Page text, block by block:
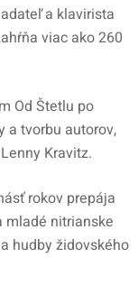
a klavirista
viac ako 260
Od Štetlu po
a tvorbu autorov,
Kravitz.
rokov prepája
mladé nitrianske
hudby židovského